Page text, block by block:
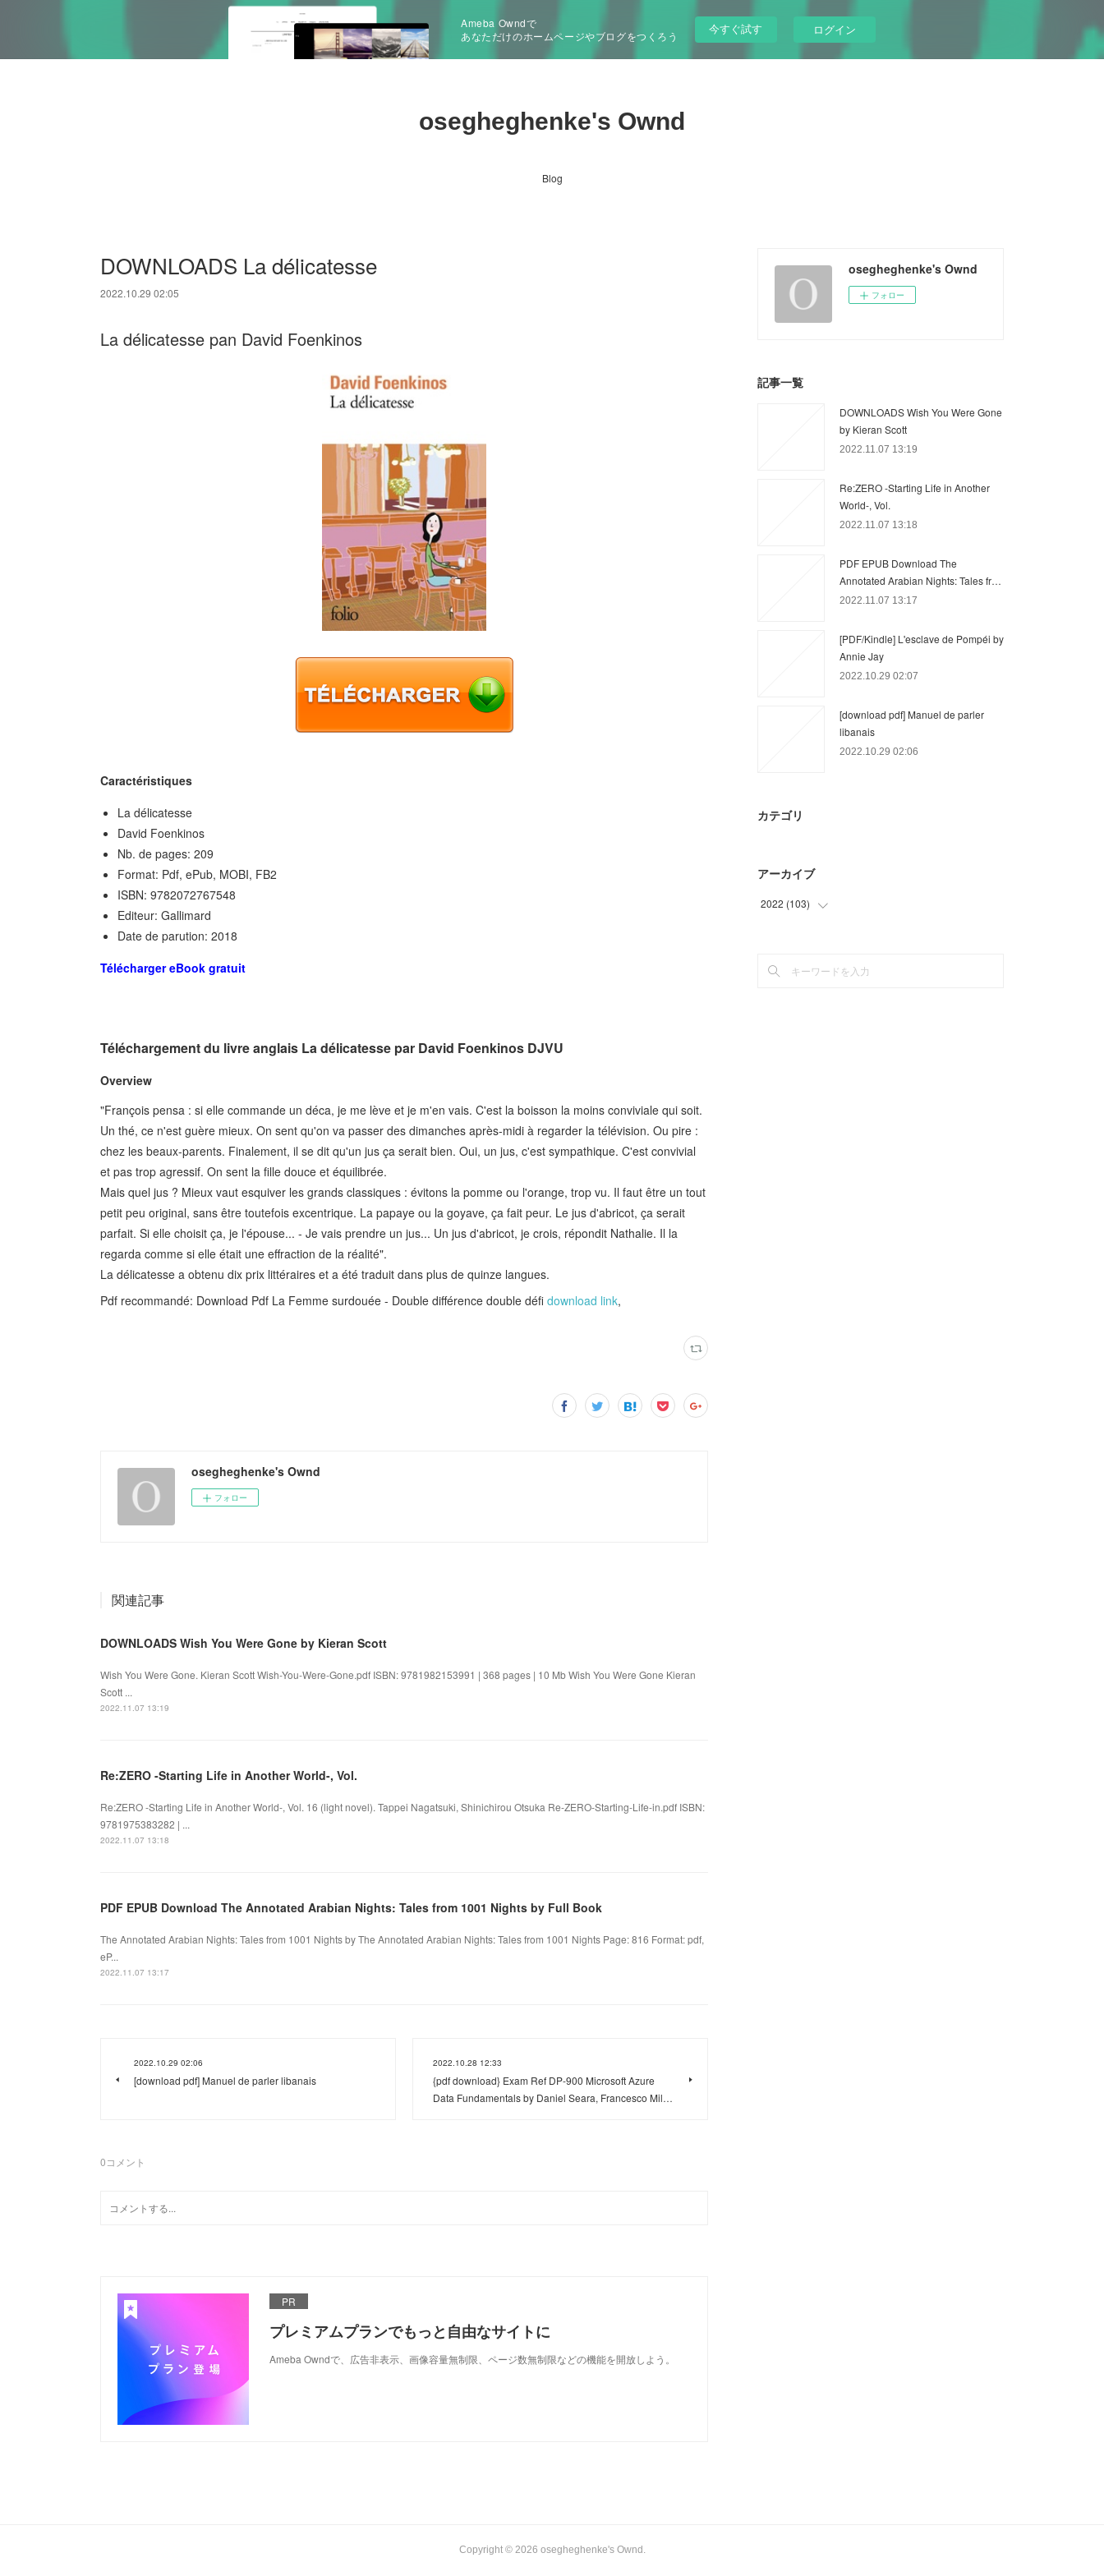
Ameba Owndで
あなただけのホームページやブログをつくろう
今すぐ試す ログイン
osegheghenke's Ownd
Blog
DOWNLOADS La délicatesse
2022.10.29 02:05
La délicatesse pan David Foenkinos
Caractéristiques
La délicatesse
David Foenkinos
Nb. de pages: 209
Format: Pdf, ePub, MOBI, FB2
ISBN: 9782072767548
Editeur: Gallimard
Date de parution: 2018
Télécharger eBook gratuit
Téléchargement du livre anglais La délicatesse par David Foenkinos DJVU
Overview
"François pensa : si elle commande un déca, je me lève et je m'en vais. C'est la boisson la moins conviviale qui soit.
Un thé, ce n'est guère mieux. On sent qu'on va passer des dimanches après-midi à regarder la télévision. Ou pire :
chez les beaux-parents. Finalement, il se dit qu'un jus ça serait bien. Oui, un jus, c'est sympathique. C'est convivial
et pas trop agressif. On sent la fille douce et équilibrée.
Mais quel jus ? Mieux vaut esquiver les grands classiques : évitons la pomme ou l'orange, trop vu. Il faut être un tout
petit peu original, sans être toutefois excentrique. La papaye ou la goyave, ça fait peur. Le jus d'abricot, ça serait
parfait. Si elle choisit ça, je l'épouse... - Je vais prendre un jus... Un jus d'abricot, je crois, répondit Nathalie. Il la
regarda comme si elle était une effraction de la réalité".
La délicatesse a obtenu dix prix littéraires et a été traduit dans plus de quinze langues.
Pdf recommandé: Download Pdf La Femme surdouée - Double différence double défi download link,
osegheghenke's Ownd
フォロー
関連記事
DOWNLOADS Wish You Were Gone by Kieran Scott
Wish You Were Gone. Kieran Scott Wish-You-Were-Gone.pdf ISBN: 9781982153991 | 368 pages | 10 Mb Wish You Were Gone Kieran
Scott ...
2022.11.07 13:19
Re:ZERO -Starting Life in Another World-, Vol.
Re:ZERO -Starting Life in Another World-, Vol. 16 (light novel). Tappei Nagatsuki, Shinichirou Otsuka Re-ZERO-Starting-Life-in.pdf ISBN:
9781975383282 | ...
2022.11.07 13:18
PDF EPUB Download The Annotated Arabian Nights: Tales from 1001 Nights by Full Book
The Annotated Arabian Nights: Tales from 1001 Nights by The Annotated Arabian Nights: Tales from 1001 Nights Page: 816 Format: pdf,
eP...
2022.11.07 13:17
2022.10.29 02:06
[download pdf] Manuel de parler libanais
2022.10.28 12:33
{pdf download} Exam Ref DP-900 Microsoft Azure
Data Fundamentals by Daniel Seara, Francesco Mil…
0コメント
PR
プレミアムプランでもっと自由なサイトに
Ameba Owndで、広告非表示、画像容量無制限、ページ数無制限などの機能を開放しよう。
osegheghenke's Ownd
フォロー
記事一覧
DOWNLOADS Wish You Were Gone
by Kieran Scott
2022.11.07 13:19
Re:ZERO -Starting Life in Another
World-, Vol.
2022.11.07 13:18
PDF EPUB Download The
Annotated Arabian Nights: Tales fr…
2022.11.07 13:17
[PDF/Kindle] L'esclave de Pompéi by
Annie Jay
2022.10.29 02:07
[download pdf] Manuel de parler
libanais
2022.10.29 02:06
カテゴリ
アーカイブ
2022 (103)
(
Copyright © 2026 osegheghenke's Ownd .